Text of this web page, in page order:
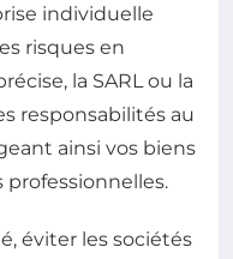
individuelle
risques en
la SARL ou la
responsabilités au
ainsi vos biens
éviter les sociétés